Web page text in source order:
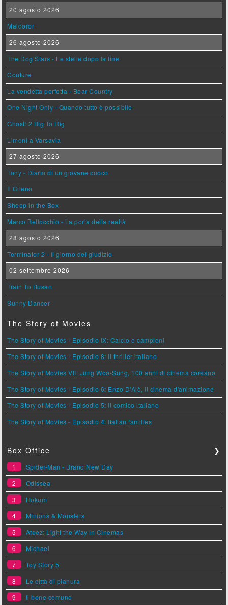
20 agosto 2026
Maldoror
26 agosto 2026
The Dog Stars - Le stelle dopo la fine
Couture
La vendetta perfetta - Bear Country
One Night Only - Quando tutto è possibile
Ghost: 2 Big To Rig
Limoni a Varsavia
27 agosto 2026
Tony - Diario di un giovane cuoco
Il Cileno
Sheep in the Box
Marco Bellocchio - La porta della realtà
28 agosto 2026
Terminator 2 - Il giorno del giudizio
02 settembre 2026
Train To Busan
Sunny Dancer
The Story of Movies
The Story of Movies - Episodio IX: Calcio e campioni
The Story of Movies - Episodio 8: Il thriller italiano
The Story of Movies VII: Jung Woo-Sung, 100 anni di cinema coreano
The Story of Movies - Episodio 6: Enzo D'Alò, il cinema d'animazione
The Story of Movies - Episodio 5: Il comico italiano
The Story of Movies - Episodio 4: Italian families
Box Office ❯
1
Spider-Man - Brand New Day
2
Odissea
3
Hokum
4
Minions & Monsters
5
Ateez: Light the Way in Cinemas
6
Michael
7
Toy Story 5
8
Le città di pianura
9
Il bene comune